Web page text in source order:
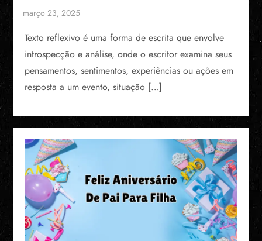
Texto reflexivo é uma forma de escrita que envolve
introspecção e análise, onde o escritor examina seus
pensamentos, sentimentos, experiências ou ações em
resposta a um evento, situação […]